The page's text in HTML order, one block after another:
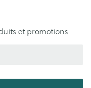
et promotions